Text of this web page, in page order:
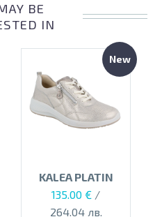
BE
IN
New
KALEA PLATIN
135.00 € /
264.04 лв.